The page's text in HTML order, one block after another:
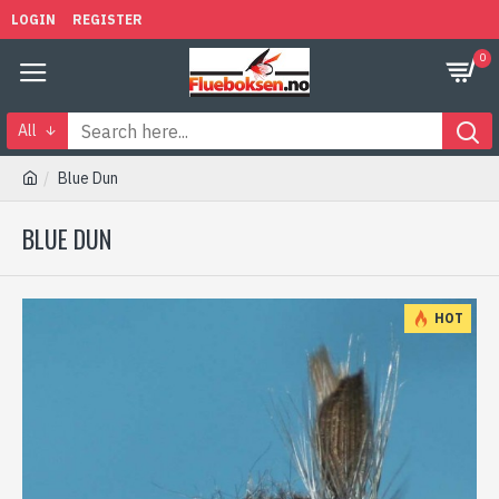
LOGIN REGISTER
0
All
Blue Dun
BLUE DUN
HOT